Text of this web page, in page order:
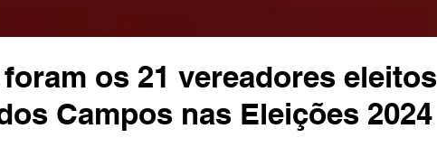
os 21 vereadores eleitos
Campos nas Eleições 2024